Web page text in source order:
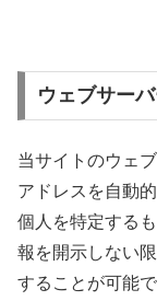
ウェブサー
当サイトのウェ
アドレスを自動
個人を特定する
報を開示しない
することが可能で